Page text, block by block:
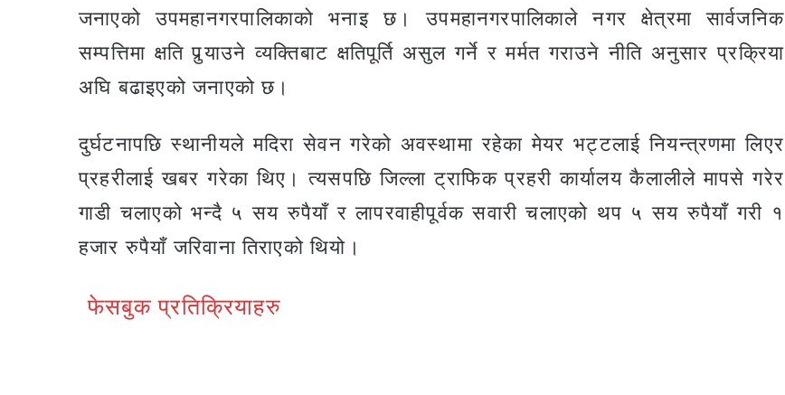
जनाएको उपमहानगरपालिकाको भनाइ छ। उपमहानगरपालिकाले नगर क्षेत्रमा सार्वजनिक
सम्पत्तिमा क्षति पुर्‍याउने व्यक्तिबाट क्षतिपूर्ति असुल गर्ने र मर्मत गराउने नीति अनुसार प्रक्रिया
अघि बढाइएको जनाएको छ।
दुर्घटनापछि स्थानीयले मदिरा सेवन गरेको अवस्थामा रहेका मेयर भट्टलाई नियन्त्रणमा लिएर
प्रहरीलाई खबर गरेका थिए। त्यसपछि जिल्ला ट्राफिक प्रहरी कार्यालय कैलालीले मापसे गरेर
गाडी चलाएको भन्दै ५ सय रुपैयाँ र लापरवाहीपूर्वक सवारी चलाएको थप ५ सय रुपैयाँ गरी १
हजार रुपैयाँ जरिवाना तिराएको थियो।
फेसबुक प्रतिक्रियाहरु